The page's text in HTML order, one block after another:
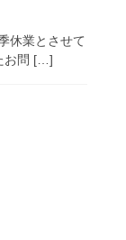
休業とさせて
お問 […]